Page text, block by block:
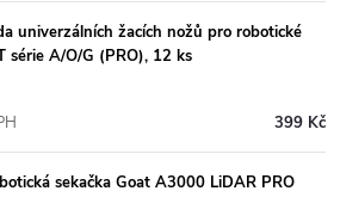
univerzálních žacích nožů pro robotické
série A/O/G (PRO), 12 ks
399 Kč
sekačka Goat A3000 LiDAR PRO